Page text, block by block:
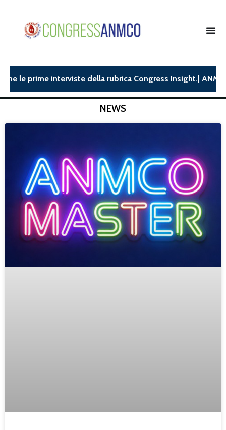
prime interviste della rubrica Congress Insight.|
NEWS